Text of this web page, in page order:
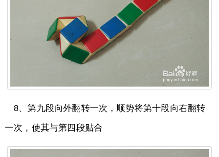
8、第九段向外翻转一次，顺势将第十段向右翻转
一次，使其与第四段贴合